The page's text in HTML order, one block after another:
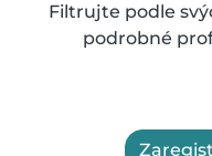
Filtrujte podle
podrobné